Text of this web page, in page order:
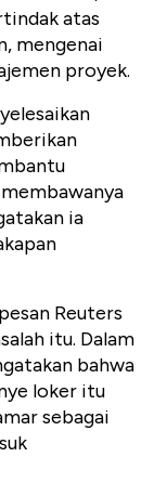
atas
mengenai
proyek.
ia
Reuters
itu. Dalam
bahwa
loker itu
sebagai